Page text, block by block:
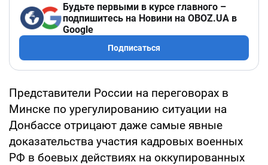
Будьте первыми в курсе главного –
подпишитесь на Новини на OBOZ.UA в
Google
Подписаться
Представители России на переговорах в
Минске по урегулированию ситуации на
Донбассе отрицают даже самые явные
доказательства участия кадровых военных
РФ в боевых действиях на оккупированных